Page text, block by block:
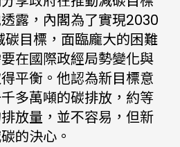
露，內閣為了實現2030
目標，面臨龐大的困難
在國際政經局勢變化與
平衡。他認為新目標意
多萬噸的碳排放，約等
放量，並不容易，但新
的決心。